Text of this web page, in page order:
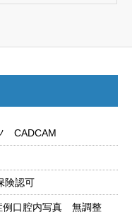
CADCAM
険認可
例口腔内写真 無調整